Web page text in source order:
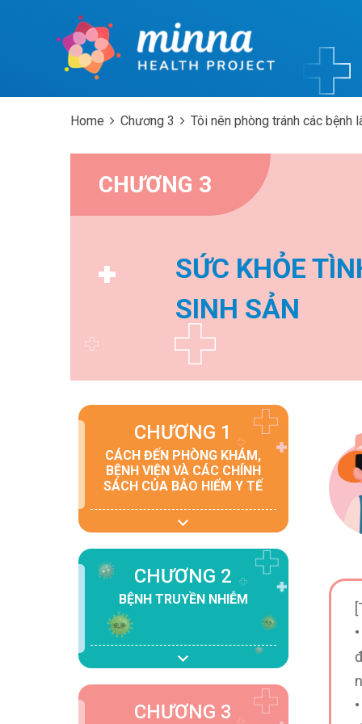
Home Chương 3 Tôi nên phòng tránh các bệnh
CHƯƠNG 3
SỨC KHỎE
SINH SẢN
CHƯƠNG 1
CÁCH ĐẾN PHÒNG KHÁM,
BỆNH VIỆN VÀ CÁC CHÍNH
SÁCH CỦA BẢO HIỂM Y TẾ
CHƯƠNG 2
BỆNH TRUYỀN NHIỄM
CHƯƠNG 3